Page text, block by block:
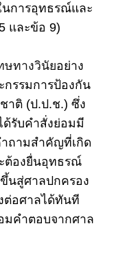
นการอุทธรณ์และ
และข้อ 9)
ษทางวินัยอย่าง
รรมการป้องกัน
าติ (ป.ป.ช.) ซึ่ง
ด้รับคำสั่งย่อมมี
ถามสำคัญที่เกิด
ต้องยื่นอุทธรณ์
นสู่ศาลปกครอง
ต่อศาลได้ทันที
มคำตอบจากศาล